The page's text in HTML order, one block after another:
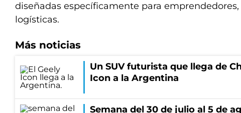
diseñadas específicamente para
logísticas.
Más noticias
Un SUV futurista que llega de
Icon a la Argentina
Semana del 30 de julio al 5 de